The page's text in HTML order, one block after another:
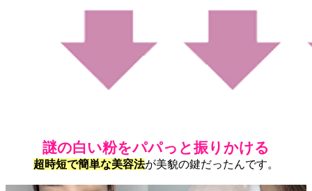
謎の白い粉をパパっと振りかける
超時短で簡単な美容法が美貌の鍵だったんです。